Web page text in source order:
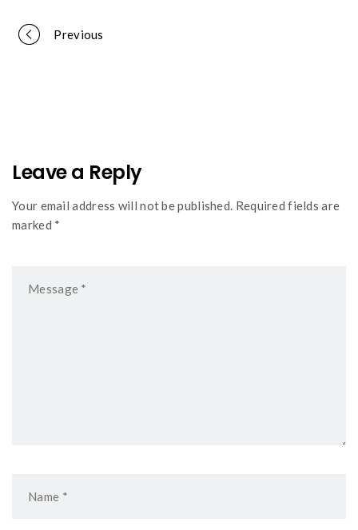
Portfolio
Previous
Leave a Reply
Your email address will not be published. Required fields are
marked *